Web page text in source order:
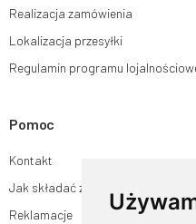
Realizacja zamówienia
Lokalizacja przesyłki
Regulamin programu
Pomoc
Kontakt
Jak składać zamówienia w
Reklamacje